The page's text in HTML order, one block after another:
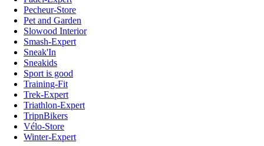
Pecheur-Store
Pet and Garden
Slowood Interior
Smash-Expert
Sneak'In
Sneakids
Sport is good
Training-Fit
Trek-Expert
Triathlon-Expert
TripnBikers
Vélo-Store
Winter-Expert